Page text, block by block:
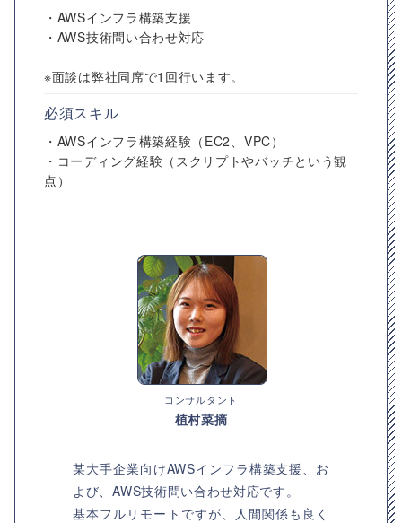
・AWSインフラ構築支援
・AWS技術問い合わせ対応
※面談は弊社同席で1回行います。
必須スキル
・AWSインフラ構築経験（EC2、VPC）
・コーディング経験（スクリプトやバッチという観
点）
コンサルタント
植村菜摘
某大手企業向けAWSインフラ構築支援、お
よび、AWS技術問い合わせ対応です。
基本フルリモートですが、人間関係も良く